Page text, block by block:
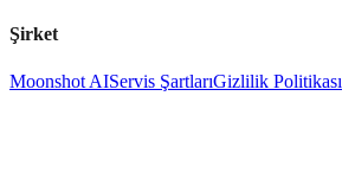
Şirket
Moonshot AIServis ŞartlarıGizlilik Politikası